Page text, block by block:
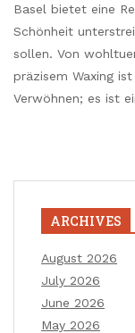
Basel bietet eine
Schönheit
sollen. Von
präzisem Waxing
Verwöhnen; es ist
ARCHIVES
August 2026
July 2026
June 2026
May 2026